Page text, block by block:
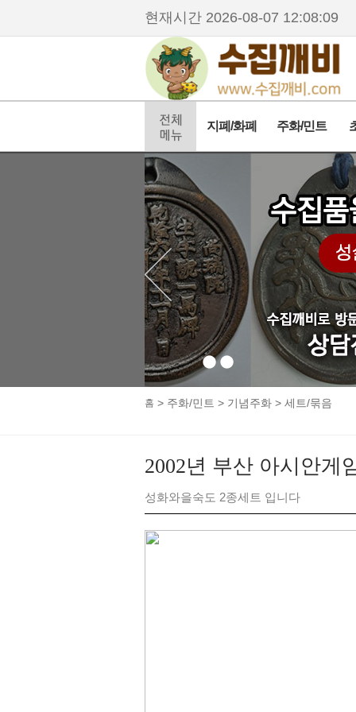
현재시간 2026-08-07 12:08:09
지폐/화폐 주화/민트
홈 > 주화/민트 > 기념주화 > 세트/묶음
2002년 부산 아시안게
성화와을숙도 2종세트 입니다